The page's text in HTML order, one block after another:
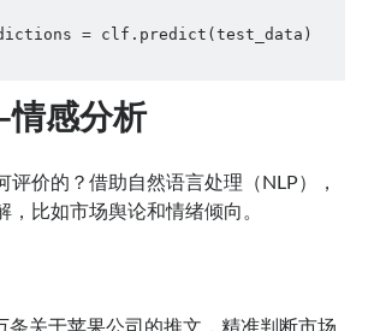
= clf.predict(test_data)
情感分析
价的？借助自然语言处理（NLP），
比如市场舆论和情绪倾向。
关于苹果公司的推文，精准判断市场